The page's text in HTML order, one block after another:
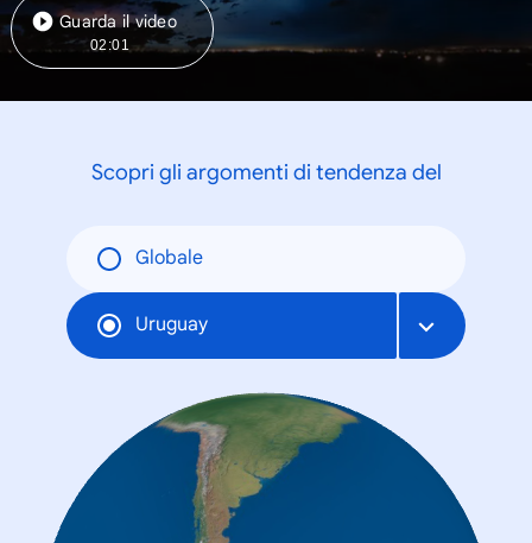
Guarda il video
02:01
Scopri gli argomenti di tendenza del
Globale
Uruguay